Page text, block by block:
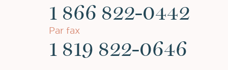
1 866 822-0442
Par fax
1 819 822-0646